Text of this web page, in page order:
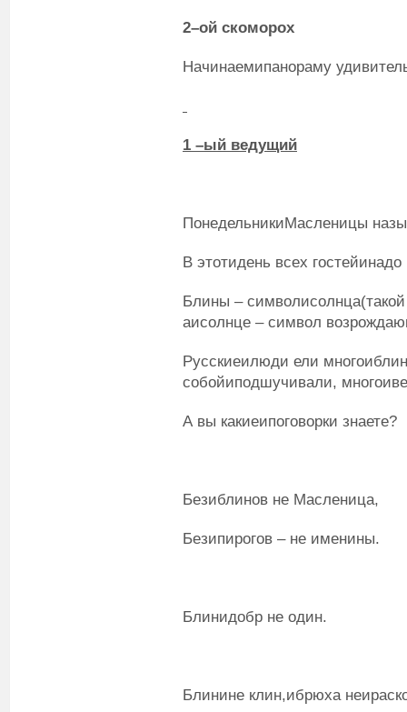
2–ой скоморох
Начинаемипанораму
1 –ый ведущий
ПонедельникиМасленицы
В этотидень всех
Блины –
аисолнце – символ
Русскиеилюди ели
собойиподшучивали,
А вы какиеипоговорки знаете?
Безиблинов не Масленица,
Безипирогов – не именины.
Блинидобр не один.
Блинине клин,ибрюха